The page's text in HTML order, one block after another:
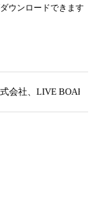
ウンロードできます
会社、LIVE BOARD